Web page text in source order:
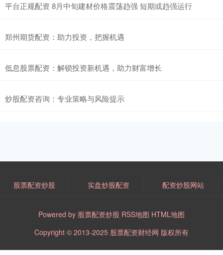
平台正规配资 8月中旬建材价格震荡趋强 短期或趋强运行
郑州期货配资：助力投资，把握机遇
低息股票配资：解锁投资新机遇，助力财富增长
炒股配资咨询：专业策略与风险提示
股票配资炒股 实盘炒股配资 配资炒股网站
Powered by 股票配资炒股 RSS地图 HTML地图
Copyright © 2013-2025 股票配资财经网 版权所有